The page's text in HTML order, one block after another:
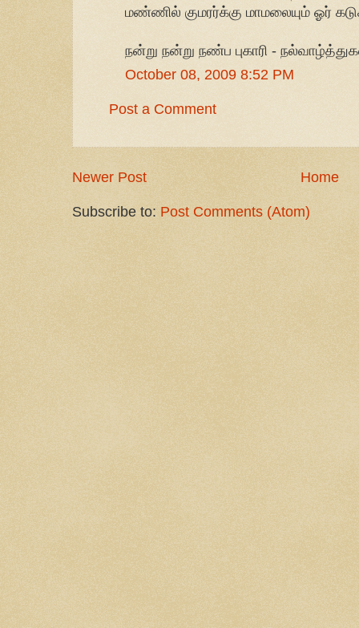
மண்ணில் குமரர்க்கு மாமலையும் ஓர்
நன்று நன்று நண்ப புகாரி -
October 08, 2009 8:52 PM
Post a Comment
Newer Post Home
Subscribe to: Post Comments (Atom)